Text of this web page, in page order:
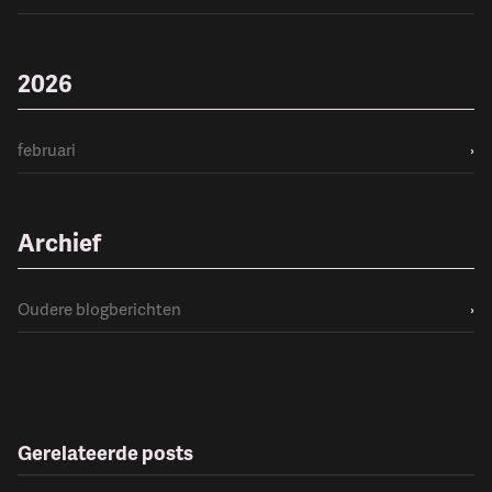
2026
februari ›
Archief
Oudere blogberichten ›
Gerelateerde posts